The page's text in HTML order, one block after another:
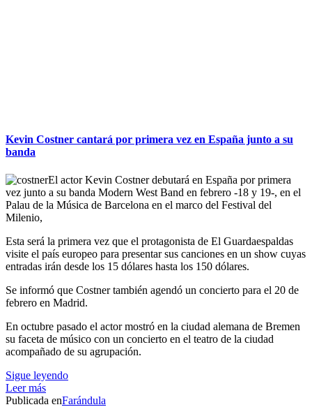
Kevin Costner cantará por primera vez en España junto a su
banda
El actor Kevin Costner debutará en España por primera
vez junto a su banda Modern West Band en febrero -18 y 19-, en el
Palau de la Música de Barcelona en el marco del Festival del
Milenio,
Esta será la primera vez que el protagonista de El Guardaespaldas
visite el país europeo para presentar sus canciones en un show cuyas
entradas irán desde los 15 dólares hasta los 150 dólares.
Se informó que Costner también agendó un concierto para el 20 de
febrero en Madrid.
En octubre pasado el actor mostró en la ciudad alemana de Bremen
su faceta de músico con un concierto en el teatro de la ciudad
acompañado de su agrupación.
Sigue leyendo
Leer más
Publicada enFarándula